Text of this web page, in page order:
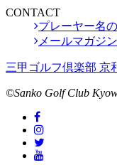
CONTACT
プレーヤー名
メールマガジン
三甲ゴルフ倶楽部 京
©Sanko Golf Club